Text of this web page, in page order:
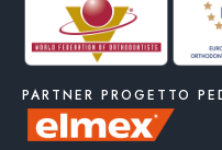
PARTNER PROGETTO